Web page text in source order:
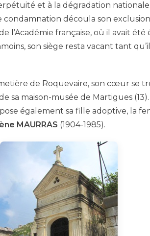
et à la dégradation
découla son exclusion
l’Académie française, où il avait été
son siège resta vacant tant qu’il
de Roquevaire, son cœur se
sa maison-musée de Martigues
également sa fille adoptive, la
MAURRAS (1904-1985).